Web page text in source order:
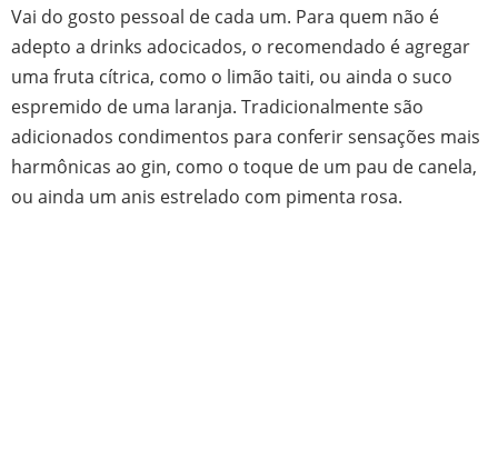
Vai do gosto pessoal de cada um. Para quem não é
adepto a drinks adocicados, o recomendado é agregar
uma fruta cítrica, como o limão taiti, ou ainda o suco
espremido de uma laranja. Tradicionalmente são
adicionados condimentos para conferir sensações mais
harmônicas ao gin, como o toque de um pau de canela,
ou ainda um anis estrelado com pimenta rosa.